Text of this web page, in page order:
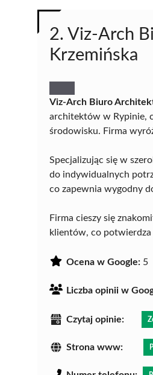
2. Viz-Arch
Krzemińska
Viz-Arch Biuro
architektów w Rypinie,
środowisku. Firma
Specjalizując się w
do indywidualnych
co zapewnia wygodny
Firma cieszy się
klientów, co potwierdza
Ocena w Google: 5
Liczba opinii w
Czytaj opinie:
Strona www: